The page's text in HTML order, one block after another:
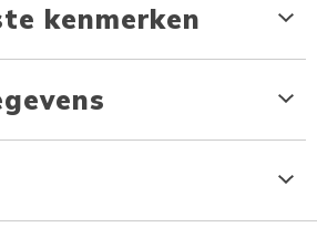
kenmerken